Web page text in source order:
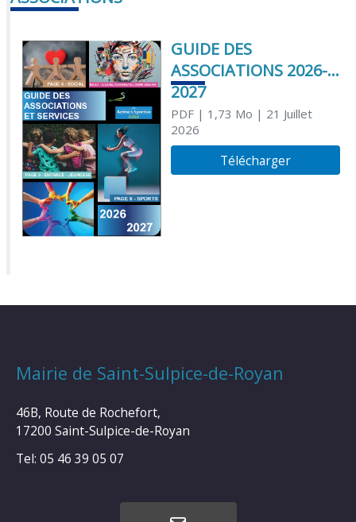
GUIDE DES
ASSOCIATIONS 2026-
2027
PDF| 1,73 Mo | 21 Juillet
2026
Télécharger
Mairie de Saint-Sulpice-de-Royan
46B, Route de Rochefort,
17200 Saint-Sulpice-de-Royan
Tel: 05 46 39 05 07